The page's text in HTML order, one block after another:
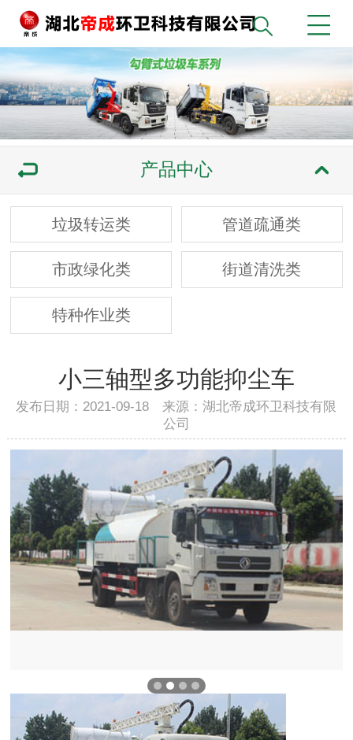
产品中心
垃圾转运类 管道疏通类
市政绿化类 街道清洗类
特种作业类
小三轴型多功能抑尘车
发布日期：2021-09-18 来源：湖北帝成环卫科技有限
公司